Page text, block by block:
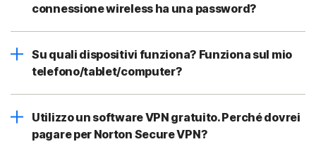
connessione wireless ha una password?
Su quali dispositivi funziona? Funziona sul mio
telefono/tablet/computer?
Utilizzo un software VPN gratuito. Perché dovrei
pagare per Norton Secure VPN?